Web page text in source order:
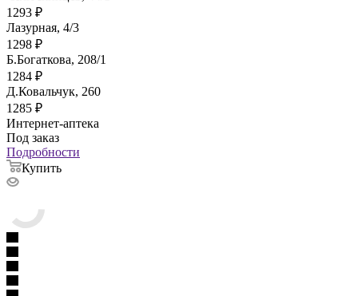
1293 ₽
Лазурная, 4/3
1298 ₽
Б.Богаткова, 208/1
1284 ₽
Д.Ковальчук, 260
1285 ₽
Интернет-аптека
Под заказ
Подробности
Купить